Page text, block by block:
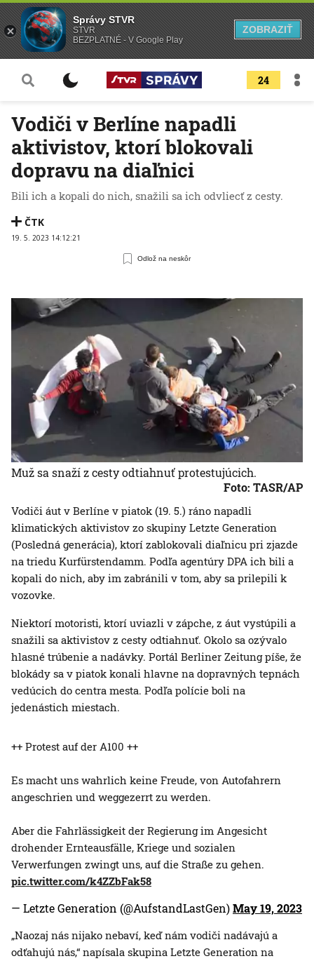
24
Vodiči v Berlíne napadli
aktivistov, ktorí blokovali
dopravu na diaľnici
Bili ich a kopali do nich, snažili sa ich odvliecť z cesty.
ČTK
19. 5. 2023 14:12:21
Odlož na neskôr
Muž sa snaží z cesty odtiahnuť protestujúcich.
Foto: TASR/AP
Vodiči áut v Berlíne v piatok (19. 5.) ráno napadli
klimatických aktivistov zo skupiny Letzte Generation
(Posledná generácia), ktorí zablokovali diaľnicu pri zjazde
na triedu Kurfürstendamm. Podľa agentúry DPA ich bili a
kopali do nich, aby im zabránili v tom, aby sa prilepili k
vozovke.
Niektorí motoristi, ktorí uviazli v zápche, z áut vystúpili a
snažili sa aktivistov z cesty odtiahnuť. Okolo sa ozývalo
hlasné trúbenie a nadávky. Portál Berliner Zeitung píše, že
blokády sa v piatok konali hlavne na dopravných tepnách
vedúcich do centra mesta. Podľa polície boli na
jedenástich miestach.
++ Protest auf der A100 ++
Es macht uns wahrlich keine Freude, von Autofahrern
angeschrien und weggezerrt zu werden.
Aber die Fahrlässigkeit der Regierung im Angesicht
drohender Ernteausfälle, Kriege und sozialen
Verwerfungen zwingt uns, auf die Straße zu gehen.
pic.twitter.com/k4ZZbFak58
— Letzte Generation (@AufstandLastGen)May 19, 2023
„Naozaj nás nijako nebaví, keď nám vodiči nadávajú a
odťahujú nás,“ napísala skupina Letzte Generation na
Správy STVR
STVR
BEZPLATNÉ - V Google Play
ZOBRAZIŤ